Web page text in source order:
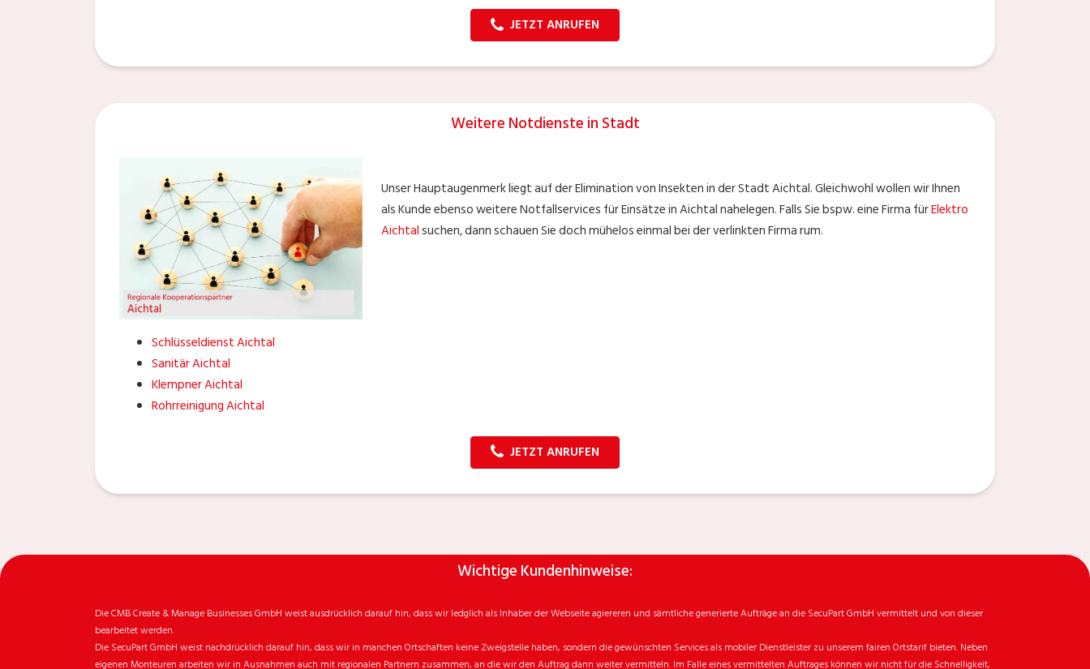
JETZT ANRUFEN
Weitere Notdienste in Stadt
Unser Hauptaugenmerk liegt auf der Elimination von Insekten in der Stadt Aichtal. Gleichwohl wollen wir Ihnen
als Kunde ebenso weitere Notfallservices für Einsätze in Aichtal nahelegen. Falls Sie bspw. eine Firma fürElektro
Aichtalsuchen, dann schauen Sie doch mühelos einmal bei der verlinkten Firma rum.
Schlüsseldienst Aichtal
Sanitär Aichtal
Klempner Aichtal
Rohrreinigung Aichtal
JETZT ANRUFEN
Wichtige Kundenhinweise:
Die CMB Create & Manage Businesses GmbH weist ausdrücklich darauf hin, dass wir ledglich als Inhaber der Webseite agiereren und sämtliche generierte Aufträge an die SecuPart GmbH vermittelt und von dieser
bearbeitet werden.
Die SecuPart GmbH weist nachdrücklich darauf hin, dass wir in manchen Ortschaften keine Zweigstelle haben, sondern die gewünschten Services als mobiler Dienstleister zu unserem fairen Ortstarif bieten. Neben
eigenen Monteuren arbeiten wir in Ausnahmen auch mit regionalen Partnern zusammen, an die wir den Auftrag dann weiter vermitteln. Im Falle eines vermittelten Auftrages können wir nicht für die Schnelligkeit,